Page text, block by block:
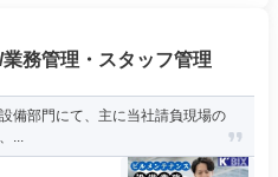
務管理・スタッフ管理
備部門にて、主に当社請負現場の
...